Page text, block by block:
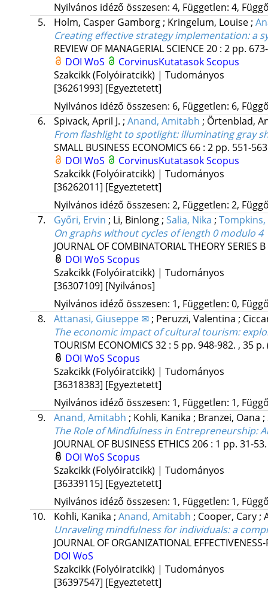
Nyilvános idéző összesen: 4, Független: 4,
5.
Holm, Casper Gamborg; Kringelum, Louise;
Creating effective strategy implementation: a
REVIEW OF MANAGERIAL SCIENCE 20: 2 pp.
DOI WoS CorvinusKutatasokScopus
Szakcikk (Folyóiratcikk) | Tudományos
[36261993] [Egyeztetett]
Nyilvános idéző összesen: 6, Független: 6,
6.
Spivack, April J. ; Anand, Amitabh ; Örtenblad,
From flashlight to spotlight: illuminating gray
SMALL BUSINESS ECONOMICS 66: 2 pp. 551-
DOI WoS CorvinusKutatasokScopus
Szakcikk (Folyóiratcikk) | Tudományos
[36262011] [Egyeztetett]
Nyilvános idéző összesen: 2, Független: 2,
7.
Győri, Ervin ; Li, Binlong; Salia, Nika ; Tompkins,
On graphs without cycles of length 0 modulo 4
JOURNAL OF COMBINATORIAL THEORY SERIES B
DOI WoS Scopus
Szakcikk (Folyóiratcikk) | Tudományos
[36307109] [Nyilvános]
Nyilvános idéző összesen: 1, Független: 0,
8.
Attanasi, Giuseppe ✉; Peruzzi, Valentina ;
The economic impact of cultural tourism:
TOURISM ECONOMICS 32: 5 pp. 948-982. , 35 p.
DOI WoS Scopus
Szakcikk (Folyóiratcikk) | Tudományos
[36318383] [Egyeztetett]
Nyilvános idéző összesen: 1, Független: 1,
9.
Anand, Amitabh ; Kohli, Kanika ; Branzei, Oana ;
The Role of Mindfulness in Entrepreneurship:
JOURNAL OF BUSINESS ETHICS 206: 1 pp. 31-
DOI WoS Scopus
Szakcikk (Folyóiratcikk) | Tudományos
[36339115] [Egyeztetett]
Nyilvános idéző összesen: 1, Független: 1,
10.
Kohli, Kanika ; Anand, Amitabh ; Cooper, Cary;
Unraveling mindfulness for individuals: a
JOURNAL OF ORGANIZATIONAL
DOI WoS
Szakcikk (Folyóiratcikk) | Tudományos
[36397547] [Egyeztetett]